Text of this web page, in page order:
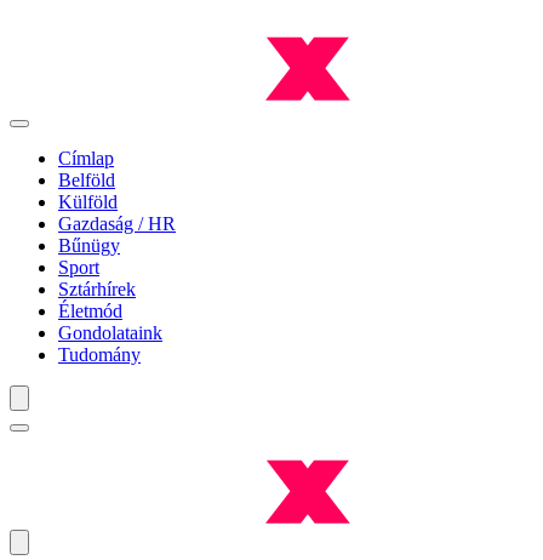
Címlap
Belföld
Külföld
Gazdaság / HR
Bűnügy
Sport
Sztárhírek
Életmód
Gondolataink
Tudomány